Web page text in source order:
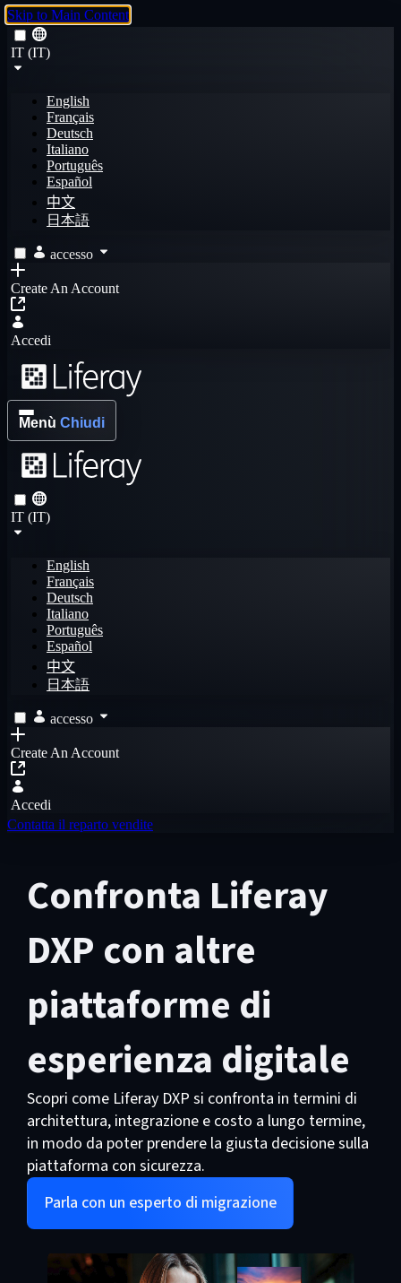
Skip to Main Content
IT (IT)
English
Français
Deutsch
Italiano
Português
Español
中文
日本語
accesso
Create An Account
Accedi
Menù Chiudi
IT (IT)
English
Français
Deutsch
Italiano
Português
Español
中文
日本語
accesso
Create An Account
Accedi
Contatta il reparto vendite
Confronta Liferay
DXP con altre
piattaforme di
esperienza digitale
Scopri come Liferay DXP si confronta in termini di
architettura, integrazione e costo a lungo termine,
in modo da poter prendere la giusta decisione sulla
piattaforma con sicurezza.
Parla con un esperto di migrazione